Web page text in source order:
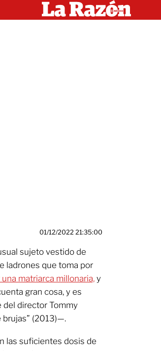
01/12/2022 21:35:00
sujeto vestido de
ladrones que toma por
matriarca millonaria, y
gran cosa, y es
del director Tommy
brujas” (2013)—.
las suficientes dosis de